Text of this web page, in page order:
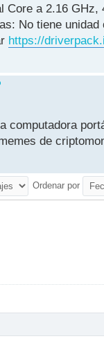
a 2.16 GHz,
No tiene unidad
https://
computadora
de
Ordenar por